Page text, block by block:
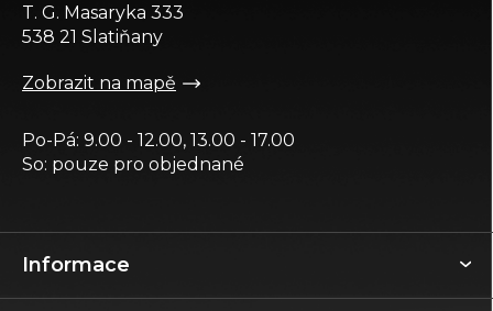
Informace
T. G. Masaryka 333
538 21 Slatiňany
Zobrazit na mapě
Po-Pá: 9.00 - 12.00, 13.00 - 17.00
So: pouze pro objednané